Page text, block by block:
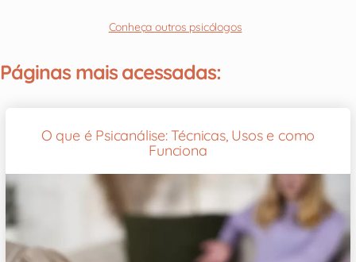
Conheça outros psicólogos
Páginas mais acessadas:
O que é Psicanálise: Técnicas, Usos e como
Funciona